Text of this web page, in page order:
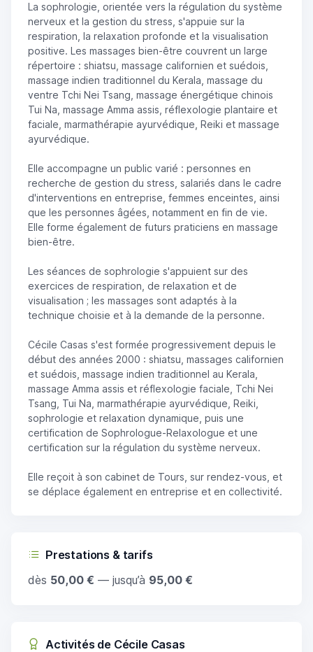
La sophrologie, orientée vers la régulation du système
nerveux et la gestion du stress, s'appuie sur la
respiration, la relaxation profonde et la visualisation
positive. Les massages bien-être couvrent un large
répertoire : shiatsu, massage californien et suédois,
massage indien traditionnel du Kerala, massage du
ventre Tchi Nei Tsang, massage énergétique chinois
Tui Na, massage Amma assis, réflexologie plantaire et
faciale, marmathérapie ayurvédique, Reiki et massage
ayurvédique.
Elle accompagne un public varié : personnes en
recherche de gestion du stress, salariés dans le cadre
d'interventions en entreprise, femmes enceintes, ainsi
que les personnes âgées, notamment en fin de vie.
Elle forme également de futurs praticiens en massage
bien-être.
Les séances de sophrologie s'appuient sur des
exercices de respiration, de relaxation et de
visualisation ; les massages sont adaptés à la
technique choisie et à la demande de la personne.
Cécile Casas s'est formée progressivement depuis le
début des années 2000 : shiatsu, massages californien
et suédois, massage indien traditionnel au Kerala,
massage Amma assis et réflexologie faciale, Tchi Nei
Tsang, Tui Na, marmathérapie ayurvédique, Reiki,
sophrologie et relaxation dynamique, puis une
certification de Sophrologue-Relaxologue et une
certification sur la régulation du système nerveux.
Elle reçoit à son cabinet de Tours, sur rendez-vous, et
se déplace également en entreprise et en collectivité.
Prestations & tarifs
dès 50,00 € — jusqu’à 95,00 €
Activités de Cécile Casas